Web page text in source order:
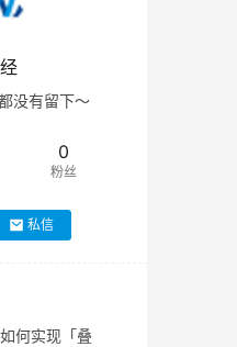
没有留下～
0
粉丝
私信
何实现「叠